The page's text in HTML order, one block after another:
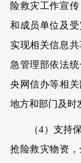
险救灾工作宣
和成员单位及
实现相关信息
急管理部依法
央网信办等相
地方和部门及时
（4）支持
抢险救灾物资